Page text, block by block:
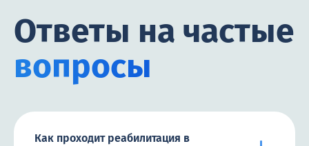
Ответы на частые
вопросы
Как проходит реабилитация в